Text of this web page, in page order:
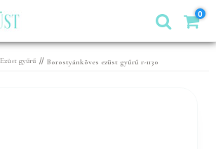
0
Ezüst gyűrű // Borostyánköves ezüst gyűrű r-1130